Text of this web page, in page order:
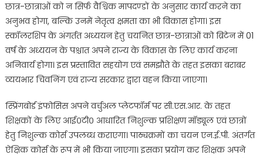
छात्र-छात्राओं को न सिर्फ वैश्विक मापदण्डों के अनुसार कार्य करने का
अनुभव होगा, बल्कि उनमें नेतृत्व क्षमता का भी विकास होगा। इस
स्कॉलरशिप के अंगर्तत अध्ययन हेतु चयनित छात्र-छात्राओं को ब्रिटेन में 01
वर्ष के अध्ययन के पश्चात अपने राज्य के विकास के लिए कार्य करना
अनिवार्य होगा। इस प्रस्तावित सहयोग एवं समझौते के तहत इसका बराबर
व्ययभार चिवनिंग एवं राज्य सरकार द्वारा वहन किया जाएगा।
स्प्रिंगबोर्ड इंफोसिस अपने वर्चुअल प्लेटफॉर्म पर सी.एस.आर. के तहत
शिक्षकों के लिए आई०टी० आधारित निशुल्क प्रशिक्षण मॉड्यूल एवं छात्रों
हेतु निशुल्क कोर्स उपलब्ध कराएगा। पाठ्यक्रमों का चयन एन.ई.पी. अंतर्गत
ऐक्षिक कोर्स के रूप में भी किया जाएगा। इसका प्रयोग कर शिक्षक अपने